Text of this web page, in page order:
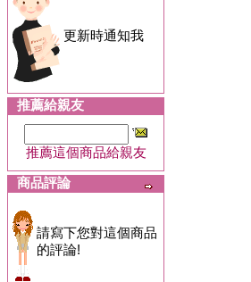
更新時通知我
推薦給親友
推薦這個商品給親友
商品評論
請寫下您對這個商品
的評論!